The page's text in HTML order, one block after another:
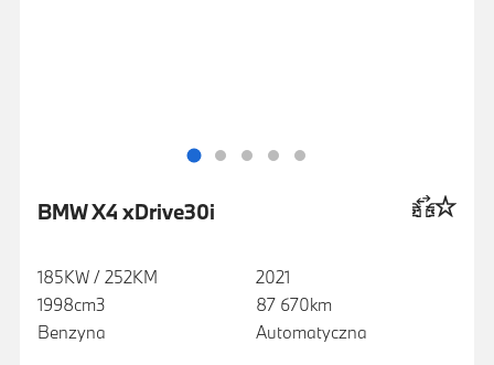
BMW X4 xDrive30i
185KW / 252KM
1998cm3
Benzyna
2021
87 670km
Automatyczna